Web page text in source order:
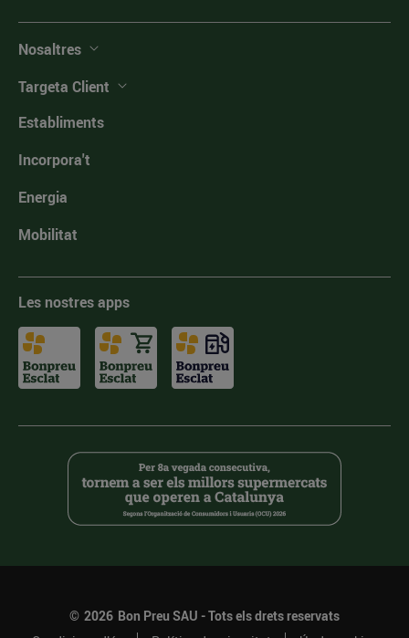
Nosaltres
Targeta Client
Establiments
Incorpora't
Energia
Mobilitat
Les nostres apps
© 2026 Bon Preu SAU - Tots els drets reservats